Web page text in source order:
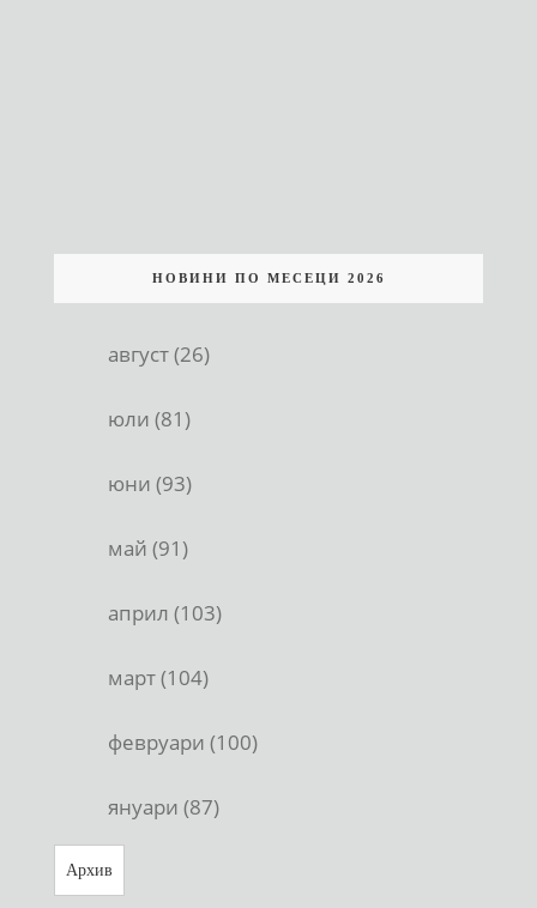
НОВИНИ ПО МЕСЕЦИ 2026
август (26)
юли (81)
юни (93)
май (91)
април (103)
март (104)
февруари (100)
януари (87)
Архив